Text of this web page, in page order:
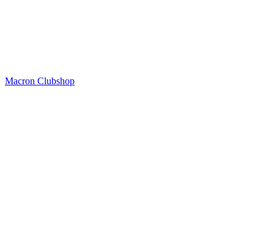
Macron Clubshop